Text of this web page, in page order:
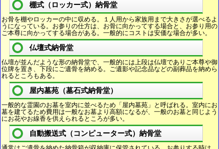
棚式（ロッカー式）納骨堂
お骨を棚やロッカーの中に収める。１人用から家族用まで大きさが選べるよ
うになっている。お参りの仕方は、お骨に向かってする場合と、お参り用の
ご本尊に向かってする場合がある。一般的にコストは安価な場合が多い。
仏壇式納骨堂
仏壇が並んだような形の納骨堂で、一般的には上段は仏壇でありご本尊や御
位牌を置き、下段にご遺骨を納める。ご遺影や記念品などの副葬品を納めら
れるところもある。
屋内墓苑（墓石式納骨堂）
一般的な霊園のお墓を室内に並べるため「屋内墓苑」と呼ばれる。室内にお
墓を建てるため費用は一般なお墓より高額になるが、一般のお墓と同じよう
にお花やお線香を供えられるところが多い。
自動搬送式（コンピューター式）納骨堂